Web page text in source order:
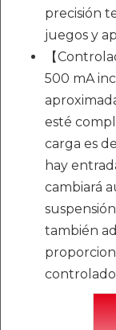
precisión
juegos y
【
500 mA
esté
carga es
hay
cambiará
también